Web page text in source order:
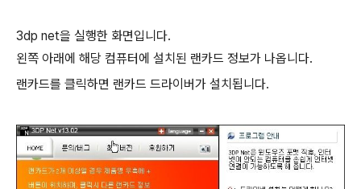
3dp net을 실행한 화면입니다.
왼쪽 아래에 해당 컴퓨터에 설치된 랜카드 정보가 나옵니다.
랜카드를 클릭하면 랜카드 드라이버가 설치됩니다.